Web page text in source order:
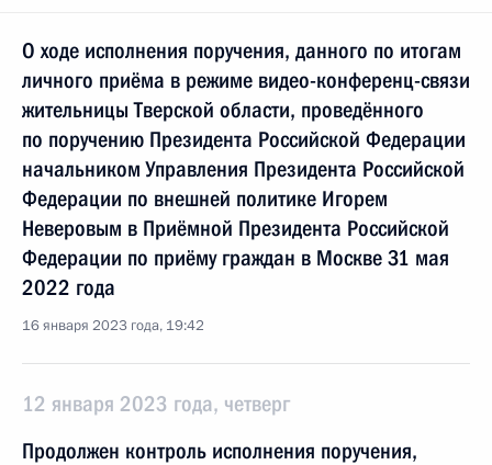
О ходе исполнения поручения, данного по итогам
личного приёма в режиме видео-конференц-связи
жительницы Тверской области, проведённого
по поручению Президента Российской Федерации
начальником Управления Президента Российской
Федерации по внешней политике Игорем
Неверовым в Приёмной Президента Российской
Федерации по приёму граждан в Москве 31 мая
2022 года
16 января 2023 года, 19:42
12 января 2023 года, четверг
Продолжен контроль исполнения поручения,